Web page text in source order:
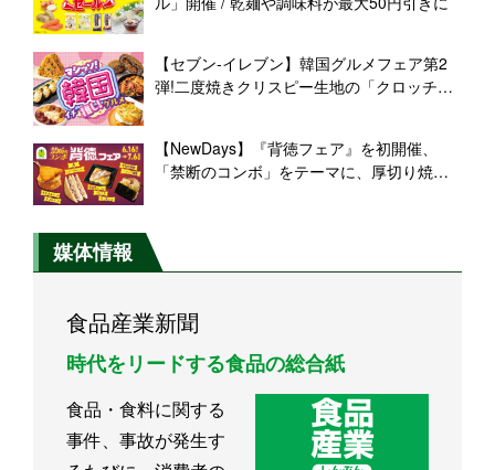
【セブン‐イレブン】韓国グルメフェア第2
弾!二度焼きクリスピー生地の「クロッチ」
【NewDays】『背徳フェア』を初開催、
「禁断のコンボ」をテーマに、厚切り焼豚
媒体情報
食品産業新聞
時代をリードする食品の総合紙
食品・食料に関する
事件、事故が発生す